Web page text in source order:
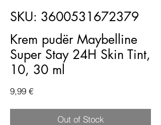
SKU: 3600531672379
Krem pudër Maybelline
Super Stay 24H Skin Tint,
10, 30 ml
9,99 €Price
Out of Stock